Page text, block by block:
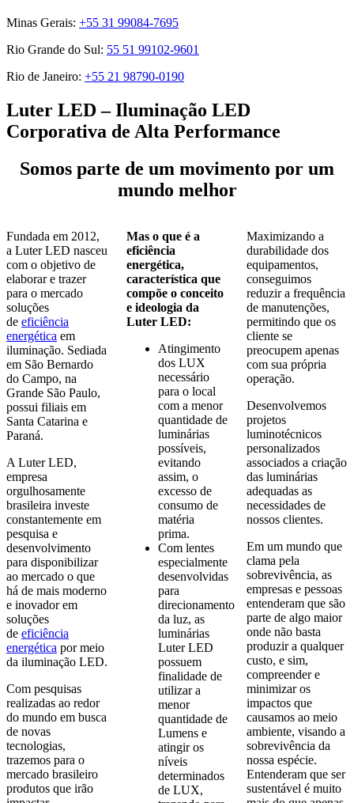
Minas Gerais: +55 31 99084-7695
Rio Grande do Sul: 55 51 99102-9601
Rio de Janeiro: +55 21 98790-0190
Luter LED – Iluminação LED
Corporativa de Alta Performance
Somos parte de um movimento por um
mundo melhor
Fundada em 2012,
a Luter LED nasceu
com o objetivo de
elaborar e trazer
para o mercado
soluções
de eficiência
energética em
iluminação. Sediada
em São Bernardo
do Campo, na
Grande São Paulo,
possui filiais em
Santa Catarina e
Paraná.
A Luter LED,
empresa
orgulhosamente
brasileira investe
constantemente em
pesquisa e
desenvolvimento
para disponibilizar
ao mercado o que
há de mais moderno
e inovador em
soluções
de eficiência
energética por meio
da iluminação LED.
Com pesquisas
realizadas ao redor
do mundo em busca
de novas
tecnologias,
trazemos para o
mercado brasileiro
produtos que irão
Mas o que é a
eficiência
energética,
característica que
compõe o conceito
e ideologia da
Luter LED:
Atingimento
dos LUX
necessário
para o local
com a menor
quantidade de
luminárias
possíveis,
evitando
assim, o
excesso de
consumo de
matéria
prima.
Com lentes
especialmente
desenvolvidas
para
direcionamento
da luz, as
luminárias
Luter LED
possuem
finalidade de
utilizar a
menor
quantidade de
Lumens e
atingir os
níveis
determinados
de LUX,
Maximizando a
durabilidade dos
equipamentos,
conseguimos
reduzir a frequência
de manutenções,
permitindo que os
cliente se
preocupem apenas
com sua própria
operação.
Desenvolvemos
projetos
luminotécnicos
personalizados
associados a criação
das luminárias
adequadas as
necessidades de
nossos clientes.
Em um mundo que
clama pela
sobrevivência, as
empresas e pessoas
entenderam que são
parte de algo maior
onde não basta
produzir a qualquer
custo, e sim,
compreender e
minimizar os
impactos que
causamos ao meio
ambiente, visando a
sobrevivência da
nossa espécie.
Entenderam que ser
sustentável é muito